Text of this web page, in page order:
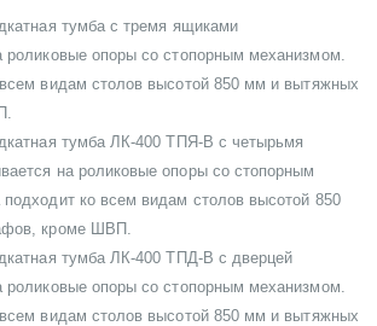
тумба с тремя ящиками
роликовые опоры со стопорным механизмом.
видам столов высотой 850 мм и вытяжных
тумба ЛК-400 ТПЯ-В с четырьмя
на роликовые опоры со стопорным
ко всем видам столов высотой 850
кроме ШВП.
тумба ЛК-400 ТПД-В с дверцей
роликовые опоры со стопорным механизмом.
видам столов высотой 850 мм и вытяжных